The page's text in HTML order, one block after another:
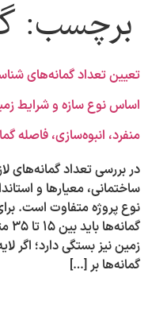
برچسب:
تعیین تعداد گمانه‌های
اساس نوع سازه و شرایط
منفرد، انبوه‌سازی، فاصله
در بررسی تعداد گمانه‌های
ساختمانی، معیارها و
نوع پروژه متفاوت است.
زمین نیز بستگی دارد؛ اگر
گمانه‌ها بر […]